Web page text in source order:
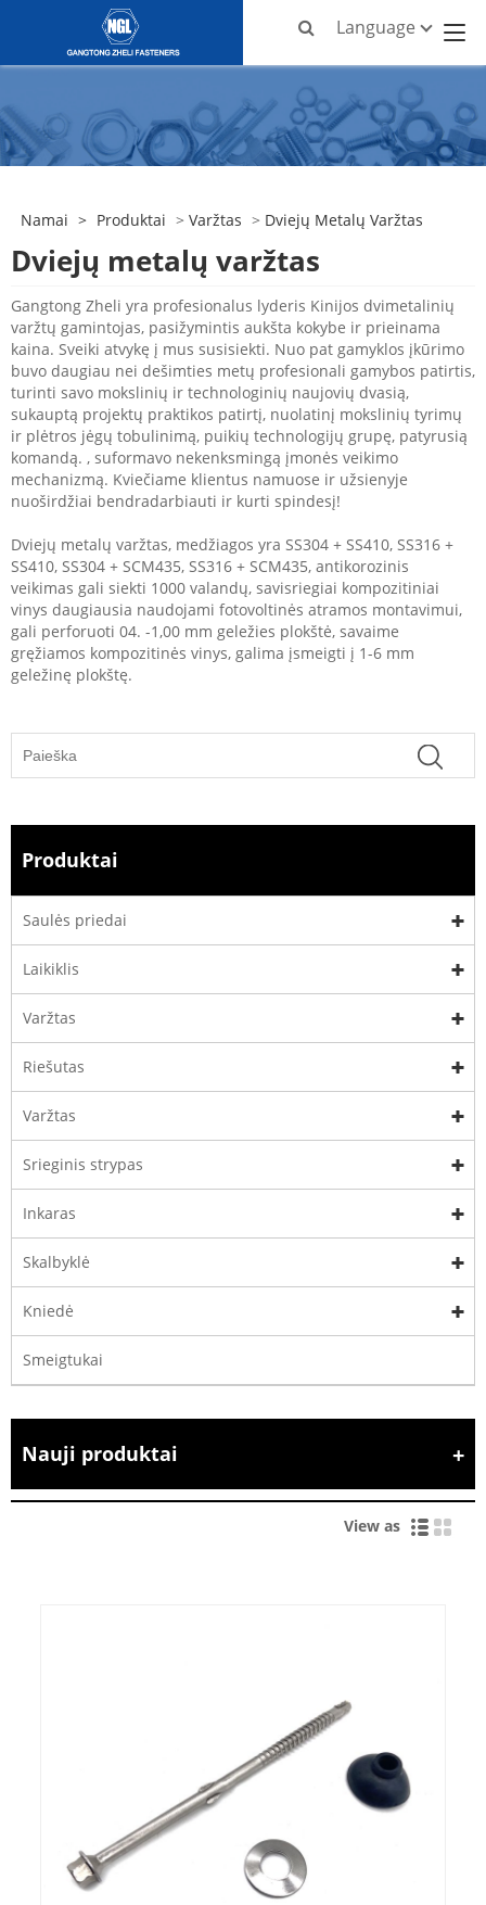
Language
Namai > Produktai > Varžtas > Dviejų Metalų Varžtas
Dviejų metalų varžtas
Gangtong Zheli yra profesionalus lyderis Kinijos dvimetalinių
varžtų gamintojas, pasižymintis aukšta kokybe ir prieinama
kaina. Sveiki atvykę į mus susisiekti. Nuo pat gamyklos įkūrimo
buvo daugiau nei dešimties metų profesionali gamybos patirtis,
turinti savo mokslinių ir technologinių naujovių dvasią,
sukauptą projektų praktikos patirtį, nuolatinį mokslinių tyrimų
ir plėtros jėgų tobulinimą, puikių technologijų grupę, patyrusią
komandą. , suformavo nekenksmingą įmonės veikimo
mechanizmą. Kviečiame klientus namuose ir užsienyje
nuoširdžiai bendradarbiauti ir kurti spindesį!
Dviejų metalų varžtas, medžiagos yra SS304 + SS410, SS316 +
SS410, SS304 + SCM435, SS316 + SCM435, antikorozinis
veikimas gali siekti 1000 valandų, savisriegiai kompozitiniai
vinys daugiausia naudojami fotovoltinės atramos montavimui,
gali perforuoti 04. -1,00 mm geležies plokštė, savaime
gręžiamos kompozitinės vinys, galima įsmeigti į 1-6 mm
geležinę plokštę.
Produktai
Saulės priedai
Laikiklis
Varžtas
Riešutas
Varžtas
Srieginis strypas
Inkaras
Skalbyklė
Kniedė
Smeigtukai
Nauji produktai
View as